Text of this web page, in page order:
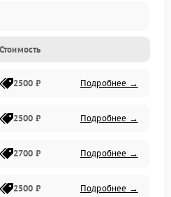
Стоимость
2500 ₽ Подробнее →
2500 ₽ Подробнее →
2700 ₽ Подробнее →
2500 ₽ Подробнее →